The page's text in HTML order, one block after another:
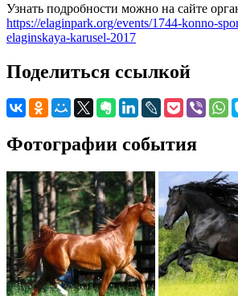
Узнать подробности можно на сайте
https://elaginpark.org/events/1744-konno-
elaginskaya-karusel-2017
Поделиться ссылкой
Фотографии события